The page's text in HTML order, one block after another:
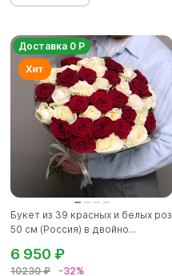
Доставка 0 Р
Букет из 39 красных и белых роз
50 см (Россия) в двойно...
10230 ₽ -32%
6 950 ₽